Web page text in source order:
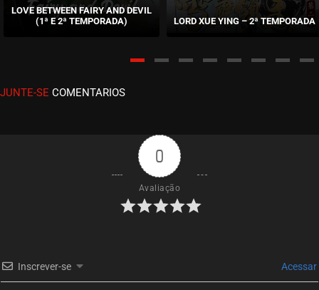
julho 11, 2024
ASSISTIDO
EPISÓDIO 55
julho 04, 2024
EPISÓDIO 54
EPISÓDIO 53
LOVE BETWEEN FAIRY AND DEVIL
(1ª E 2ª TEMPORADA)
LORD XUE YING – 2ª TEMPORADA
JUNTE-SE COMENTARIOS
0
Avaliação
Inscrever-se Acessar